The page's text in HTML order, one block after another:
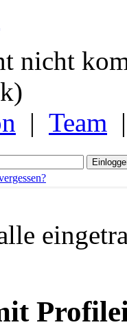
nicht
| Team